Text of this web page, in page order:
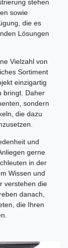
stehen
sowie
die es
Lösungen
Vielzahl von
Sortiment
einzigartig
bringt. Daher
sondern
die dazu
und
gerne
in der
Wissen und
verstehen die
danach,
die Ihren